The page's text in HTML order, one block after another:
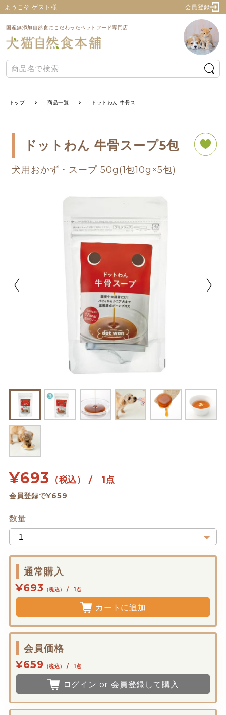
ようこそ ゲスト様 会員登録
国産無添加自然食にこだわったペットフード専門店
トップ 商品一覧 ドットわん 牛骨スープ5包
犬用おかず・スープ 50g(1包10g×5包)
ドットわん 牛骨スープ5包
¥693 （税込） / 1点
会員登録で¥659
数量
通常購入
¥693 （税込） / 1点
カートに追加
会員価格
¥659 （税込） / 1点
ログイン or 会員登録して購入